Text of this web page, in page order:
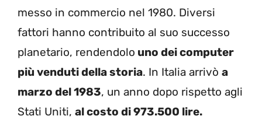
messo in commercio nel 1980. Diversi
fattori hanno contribuito al suo successo
planetario, rendendolo uno dei computer
più venduti della storia. In Italia arrivò a
marzo del 1983, un anno dopo rispetto agli
Stati Uniti, al costo di 973.500 lire.